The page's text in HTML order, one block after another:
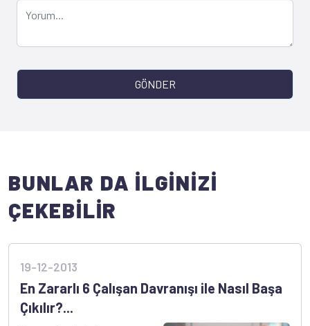
GÖNDER
BUNLAR DA İLGİNİZİ
ÇEKEBİLİR
19-12-2013
En Zararlı 6 Çalışan Davranışı ile Nasıl Başa
Çıkılır?...